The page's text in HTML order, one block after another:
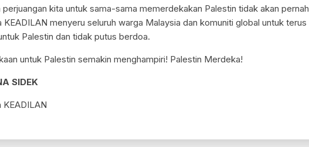
perjuangan kita untuk sama-sama memerdekakan Palestin tidak akan pernah
KEADILAN menyeru seluruh warga Malaysia dan komuniti global untuk terus
Palestin dan tidak putus berdoa.
untuk Palestin semakin menghampiri! Palestin Merdeka!
SIDEK
KEADILAN